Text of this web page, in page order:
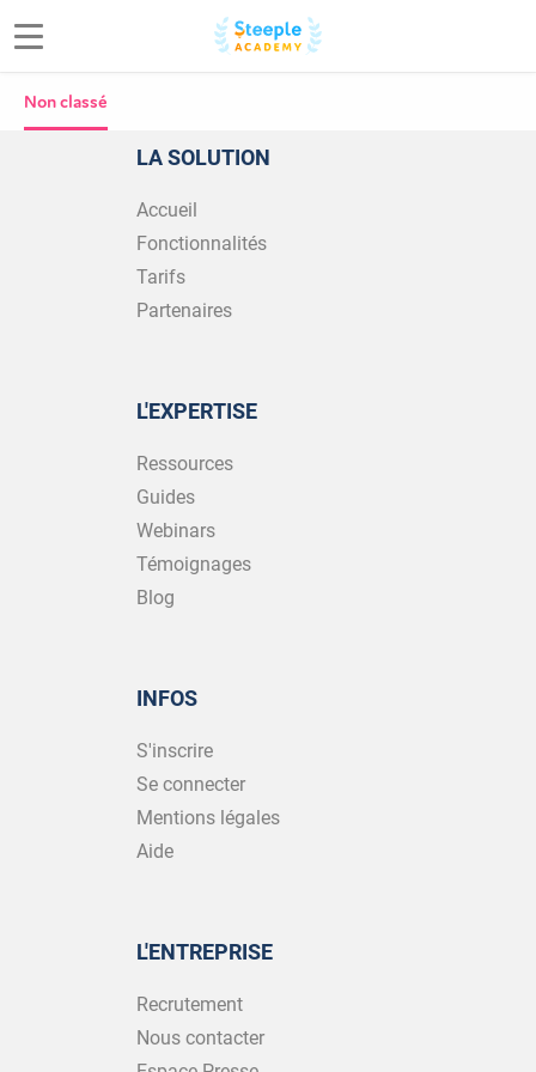
Non classé
LA SOLUTION
Accueil
Fonctionnalités
Tarifs
Partenaires
L'EXPERTISE
Ressources
Guides
Webinars
Témoignages
Blog
INFOS
S'inscrire
Se connecter
Mentions légales
Aide
L'ENTREPRISE
Recrutement
Nous contacter